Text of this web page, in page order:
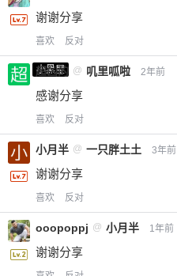
2 元
谢谢分享
喜欢 反对
小黑屋
超凶的 @ 叽里呱啦 2年前
感谢分享
喜欢 反对
小月半 @ 一只胖土土 3年前
谢谢分享
喜欢 反对
ooopoppj @ 小月半 1年前
谢谢分享